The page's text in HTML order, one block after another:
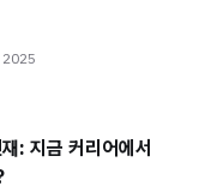
2025
: 지금 커리어에서